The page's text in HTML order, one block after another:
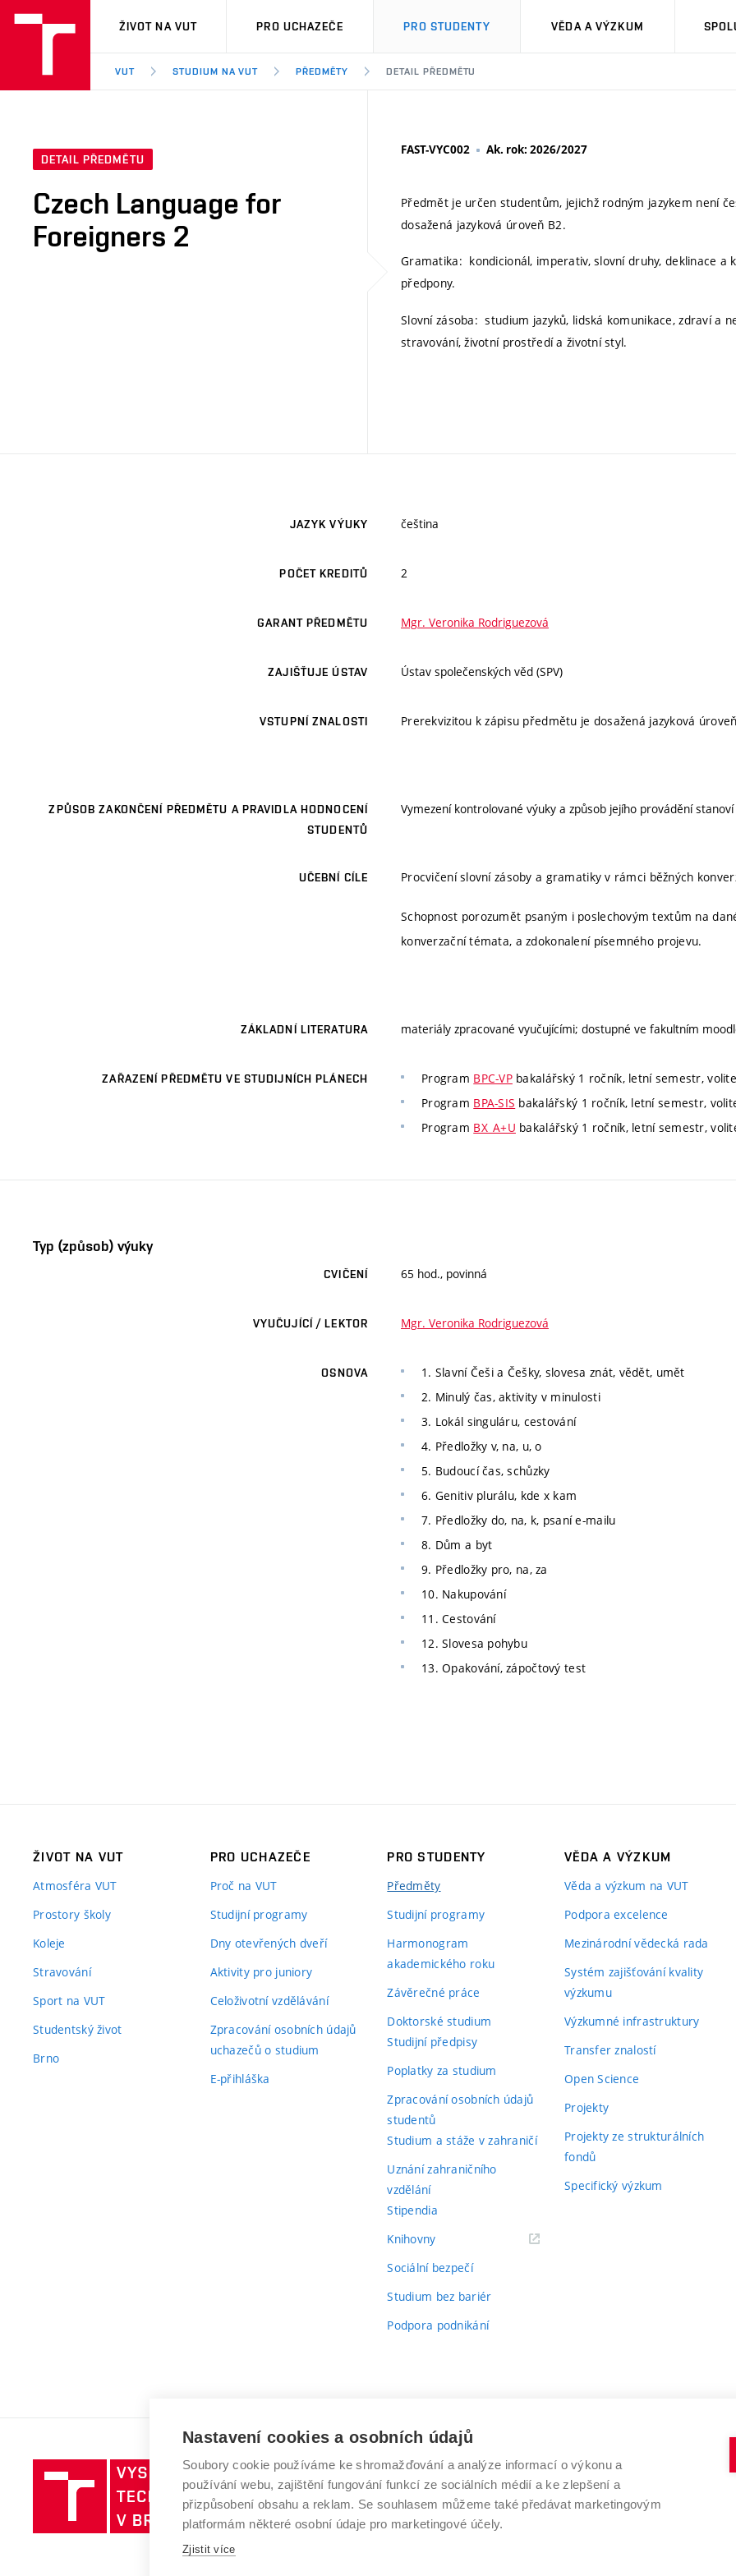
VUT
ŽIVOT NA VUT PRO UCHAZEČE PRO STUDENTY VĚDA A VÝZKUM
VUT STUDIUM NA VUT PŘEDMĚTY DETAIL PŘEDMĚTU
DETAIL PŘEDMĚTU
Czech Language for
Foreigners 2
FAST-VYC002 Ak. rok: 2026/2027
Předmět je určen studentům, jejichž rodným jazykem není
dosažená jazyková úroveň B2.
Gramatika: kondicionál, imperativ, slovní druhy, deklinace a
předpony.
Slovní zásoba: studium jazyků, lidská komunikace, zdraví a
stravování, životní prostředí a životní styl.
JAZYK VÝUKY čeština
POČET KREDITŮ 2
GARANT PŘEDMĚTU Mgr. Veronika Rodriguezová
ZAJIŠŤUJE ÚSTAV Ústav společenských věd (SPV)
VSTUPNÍ ZNALOSTI Prerekvizitou k zápisu předmětu je dosažená jazyková
ZPŮSOB ZAKONČENÍ PŘEDMĚTU A PRAVIDLA HODNOCENÍ
STUDENTŮ
Vymezení kontrolované výuky a způsob jejího provádění
UČEBNÍ CÍLE Procvičení slovní zásoby a gramatiky v rámci běžných
Schopnost porozumět psaným i poslechovým textům na
konverzační témata, a zdokonalení písemného projevu.
ZÁKLADNÍ LITERATURA materiály zpracované vyučujícími; dostupné ve fakultním
ZAŘAZENÍ PŘEDMĚTU VE STUDIJNÍCH PLÁNECH Program BPC-VPbakalářský 1 ročník, letní semestr,
Program BPA-SIS bakalářský 1 ročník, letní semestr,
Program BX_A+U bakalářský 1 ročník, letní semestr,
Typ (způsob) výuky
CVIČENÍ 65 hod., povinná
VYUČUJÍCÍ / LEKTOR Mgr. Veronika Rodriguezová
OSNOVA
1. Slavní Češi a Češky, slovesa znát, vědět, umět
2. Minulý čas, aktivity v minulosti
3. Lokál singuláru, cestování
4. Předložky v, na, u, o
5. Budoucí čas, schůzky
6. Genitiv plurálu, kde x kam
7. Předložky do, na, k, psaní e-mailu
8. Dům a byt
9. Předložky pro, na, za
10. Nakupování
11. Cestování
12. Slovesa pohybu
13. Opakování, zápočtový test
ŽIVOT NA VUT
Atmosféra VUT
Prostory školy
Koleje
Stravování
Sport na VUT
Studentský život
Brno
PRO UCHAZEČE
Proč na VUT
Studijní programy
Dny otevřených dveří
Aktivity pro juniory
Celoživotní vzdělávání
Zpracování osobních údajů
uchazečů o studium
E-přihláška
PRO STUDENTY
Předměty
Studijní programy
Harmonogram
akademického roku
Závěrečné práce
Doktorské studium
Studijní předpisy
Poplatky za studium
Zpracování osobních údajů
studentů
Studium a stáže v zahraničí
Uznání zahraničního
vzdělání
Stipendia
Knihovny(externí
Sociální bezpečí
Studium bez bariér
Podpora podnikání
VĚDA A VÝZKUM
Věda a výzkum na VUT
Podpora excelence
Mezinárodní vědecká rada
Systém zajišťování kvality
výzkumu
Výzkumné infrastruktury
Transfer znalostí
Open Science
Projekty
Projekty ze strukturálních
fondů
Specifický výzkum
Vysoké
učení
technické
v
VYSOKÉ UČENÍ TECHNICKÉ V BRNĚ
Antonínská 548/1
602 00 Brno
www.vut.cz
Nastavení cookies a osobních údajů
Soubory cookie používáme ke shromažďování a analýze informací o výkonu a
používání webu, zajištění fungování funkcí ze sociálních médií a ke zlepšení a
přizpůsobení obsahu a reklam. Se souhlasem můžeme také předávat marketingovým
platformám některé osobní údaje pro marketingové účely.
Zjistit více